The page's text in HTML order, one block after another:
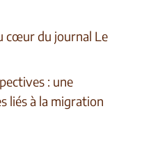
cœur du journal Le
: une
liés à la migration